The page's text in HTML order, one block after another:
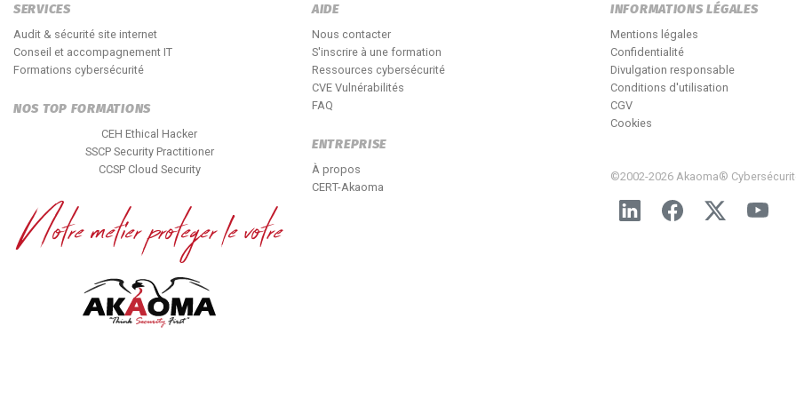
SERVICES
Audit & sécurité site internet
Conseil et accompagnement IT
Formations cybersécurité
NOS TOP FORMATIONS
CEH Ethical Hacker
SSCP Security Practitioner
CCSP Cloud Security
AIDE
Nous contacter
S'inscrire à une formation
Ressources cybersécurité
CVE Vulnérabilités
FAQ
ENTREPRISE
À propos
CERT-Akaoma
INFORMATIONS LÉGALES
Mentions légales
Confidentialité
Divulgation responsable
Conditions d'utilisation
CGV
Cookies
©2002-2026 Akaoma®